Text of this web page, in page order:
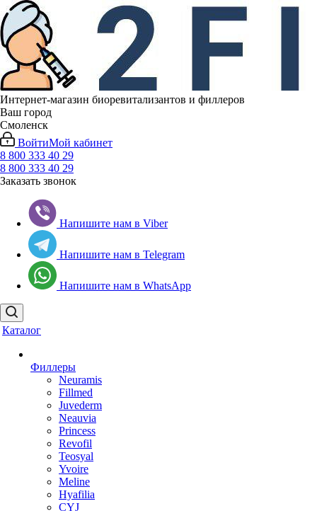
Интернет-магазин биоревитализантов и филлеров
Ваш город
Смоленск
ВойтиМой кабинет
8 800 333 40 29
8 800 333 40 29
Заказать звонок
Напишите нам в Viber
Напишите нам в Telegram
Напишите нам в WhatsApp
Каталог
Филлеры
Neuramis
Fillmed
Juvederm
Neauvia
Princess
Revofil
Teosyal
Yvoire
Meline
Hyafilia
CYJ